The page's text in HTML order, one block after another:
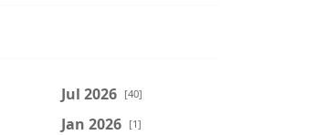
Jul 2026 [40]
Jan 2026 [1]